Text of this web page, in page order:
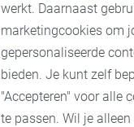
Vila jassen Vila
werkt. Daarnaast
marketingcookies om
gepersonaliseerde
bieden. Je kunt zelf
"Accepteren" voor alle
te passen. Wil je